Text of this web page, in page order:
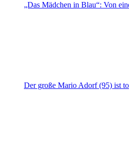
„Das Mädchen in Blau“: Von
Der große Mario Adorf (95) ist